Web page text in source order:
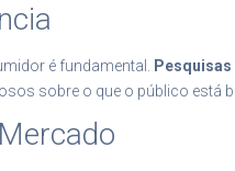
é fundamental.
sobre o que o público está